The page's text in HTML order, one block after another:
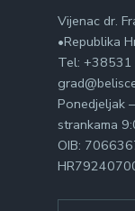
Vijenac dr.
•Republika
Tel:
Ponedjeljak
strankama
OIB: